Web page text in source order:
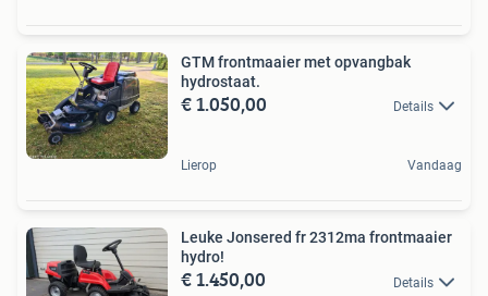
GTM frontmaaier met opvangbak
hydrostaat.
€ 1.050,00 Details
Lierop Vandaag
Leuke Jonsered fr 2312ma frontmaaier
hydro!
€ 1.450,00 Details